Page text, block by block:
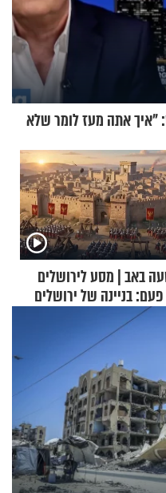
"איך אתה מעז לומר שלא
באב | מסע לירושלים
בניינה של ירושלים